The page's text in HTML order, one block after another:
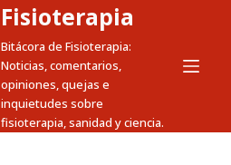
Fisioterapia
Bitácora de Fisioterapia:
Noticias, comentarios,
opiniones, quejas e
inquietudes sobre
fisioterapia, sanidad y ciencia.